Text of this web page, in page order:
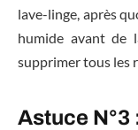
lave-linge, après
humide avant de
supprimer tous les
Astuce N°3